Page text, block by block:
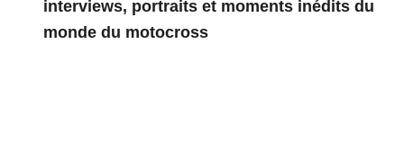
interviews, portraits et moments inédits du
monde du motocross